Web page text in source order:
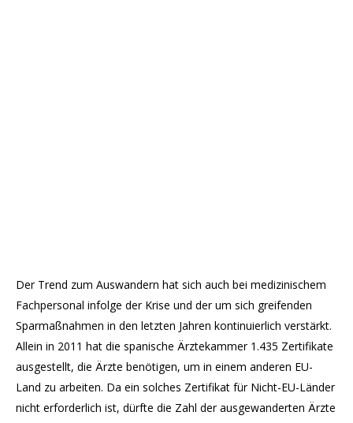
Der Trend zum Auswandern hat sich auch bei medizinischem
Fachpersonal infolge der Krise und der um sich greifenden
Sparmaßnahmen in den letzten Jahren kontinuierlich verstärkt.
Allein in 2011 hat die spanische Ärztekammer 1.435 Zertifikate
ausgestellt, die Ärzte benötigen, um in einem anderen EU-
Land zu arbeiten. Da ein solches Zertifikat für Nicht-EU-Länder
nicht erforderlich ist, dürfte die Zahl der ausgewanderten Ärzte